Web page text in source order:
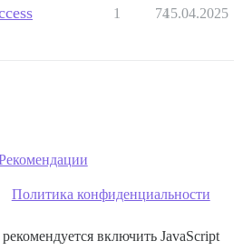
1 7415.04.2025
Политика конфиденциальности
включить JavaScript